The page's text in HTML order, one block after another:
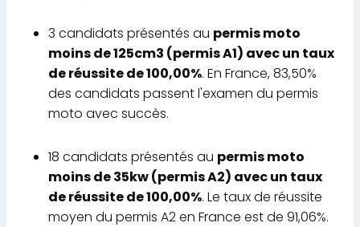
3 candidats présentés au permis moto
moins de 125cm3 (permis A1) avec un taux
de réussite de 100,00%. En France, 83,50%
des candidats passent l'examen du permis
moto avec succès.
18 candidats présentés au permis moto
moins de 35kw (permis A2) avec un taux
de réussite de 100,00%. Le taux de réussite
moyen du permis A2 en France est de 91,06%.